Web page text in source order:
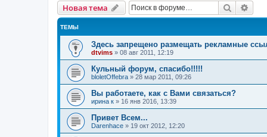
Новая тема Поиск
ТЕМЫ
Здесь запрещено размещать рекламные
dtvims » 08 авг 2011, 12:19
Кульный форум, спасибо!!!!!
bloletOffebra » 28 мар 2011, 09:26
Вы работаете, как с Вами связаться?
ирина к » 16 янв 2016, 13:39
Привет Всем...
Darenhace » 19 окт 2012, 12:20